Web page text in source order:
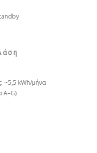
~5,5 kWh/μήνα
A–G)